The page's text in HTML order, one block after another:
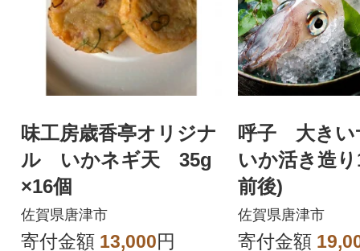
味工房歳香亭オリジナ
ル いかネギ天 35g
×16個
佐賀県唐津市
寄付金額 13,000円
呼子 大きい
いか活き造
前後)
佐賀県唐津市
寄付金額